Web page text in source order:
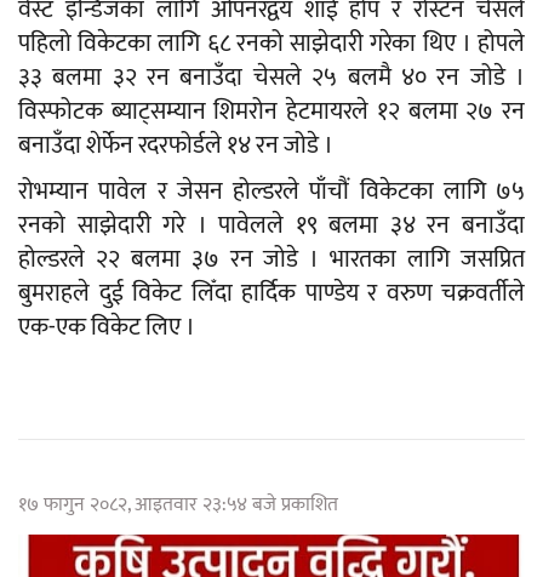
वेस्ट इन्डिजका लागि ओपनरद्वय शाई होप र रोस्टन चेसले
पहिलो विकेटका लागि ६८ रनको साझेदारी गरेका थिए । होपले
३३ बलमा ३२ रन बनाउँदा चेसले २५ बलमै ४० रन जोडे ।
विस्फोटक ब्याट्सम्यान शिमरोन हेटमायरले १२ बलमा २७ रन
बनाउँदा शेर्फेन रदरफोर्डले १४ रन जोडे ।
रोभम्यान पावेल र जेसन होल्डरले पाँचौं विकेटका लागि ७५
रनको साझेदारी गरे । पावेलले १९ बलमा ३४ रन बनाउँदा
होल्डरले २२ बलमा ३७ रन जोडे । भारतका लागि जसप्रित
बुमराहले दुई विकेट लिँदा हार्दिक पाण्डेय र वरुण चक्रवर्तीले
एक-एक विकेट लिए ।
१७ फागुन २०८२, आइतवार २३:५४ बजे प्रकाशित